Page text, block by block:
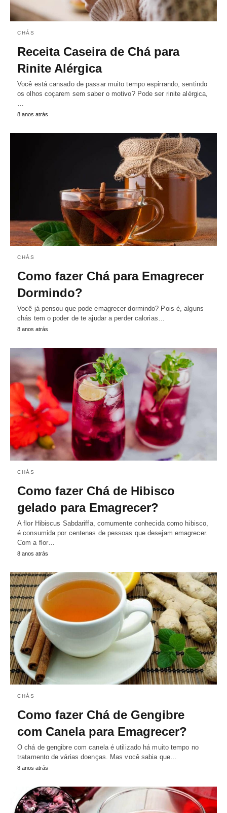
CHÁS
Receita Caseira de Chá para
Rinite Alérgica
Você está cansado de passar muito tempo espirrando, sentindo
os olhos coçarem sem saber o motivo? Pode ser rinite alérgica,
…
8 anos atrás
CHÁS
Como fazer Chá para Emagrecer
Dormindo?
Você já pensou que pode emagrecer dormindo? Pois é, alguns
chás tem o poder de te ajudar a perder calorias…
8 anos atrás
CHÁS
Como fazer Chá de Hibisco
gelado para Emagrecer?
A flor Hibiscus Sabdariffa, comumente conhecida como hibisco,
é consumida por centenas de pessoas que desejam emagrecer.
Com a flor…
8 anos atrás
CHÁS
Como fazer Chá de Gengibre
com Canela para Emagrecer?
O chá de gengibre com canela é utilizado há muito tempo no
tratamento de várias doenças. Mas você sabia que…
8 anos atrás